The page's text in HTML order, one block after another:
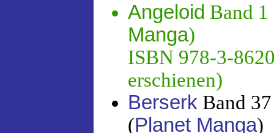
Angeloid Band 1
Manga)
ISBN 978-3-
erschienen)
Berserk Band
(Planet Manga)